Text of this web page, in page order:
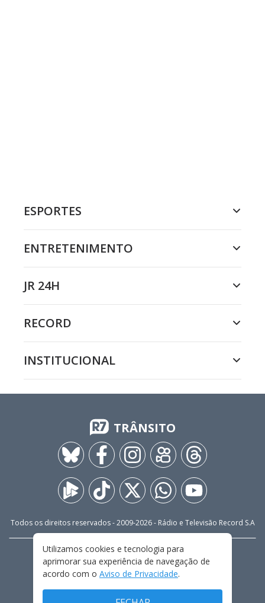
ESPORTES
ENTRETENIMENTO
JR 24H
RECORD
INSTITUCIONAL
TRÂNSITO
Todos os direitos reservados - 2009-2026- Rádio e Televisão Record S.A
FALE CONOSCO
PRIVACIDADE
TERMOS E CONDIÇÕES DE USO
Utilizamos cookies e tecnologia para
aprimorar sua experiência de navegação de
acordo com o Aviso de Privacidade.